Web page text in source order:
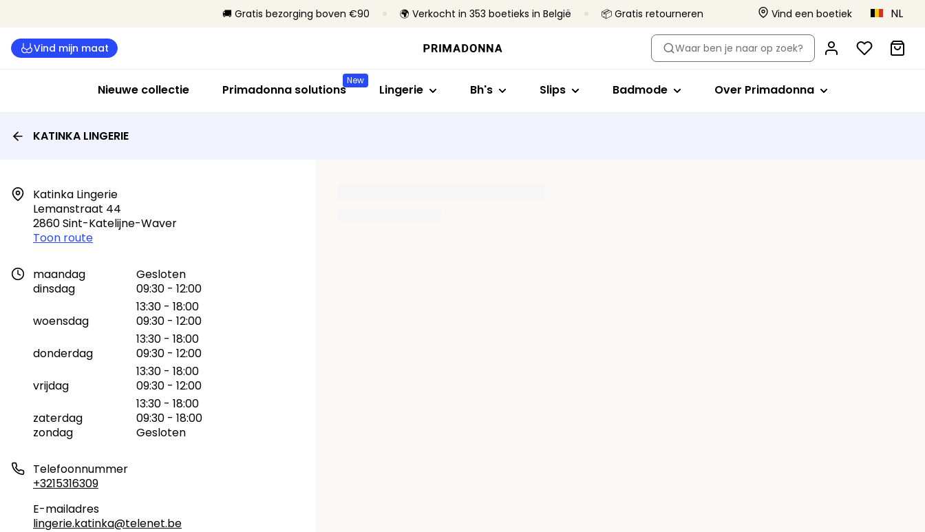
🚚 Gratis bezorging boven €90 🌍 Verkocht in 353 boetieks in België 📦 Gratis retourneren Vind een boetiek NL
Vind mijn maat Waar ben je naar op zoek?
Nieuwe collectie
New
Primadonna solutions Lingerie
Slips
Primadonna Twist
Bh's
D- tot E-cup
Met beugel
Shop op stijl
Volle cup
Minimizer bh
Slips
Tailleslips
Badmode
Shop op stijl
Bikini tops
Badpakken
Over Primadonna
Over Primadonna
Primadonna x Vivian Hoorn
Dit is Primadonna
KATINKA LINGERIE
Katinka Lingerie
Lemanstraat 44
2860 Sint-Katelijne-Waver
Toon route
maandag
Gesloten
dinsdag
09:30 - 12:00
13:30 - 18:00
woensdag
09:30 - 12:00
13:30 - 18:00
donderdag
09:30 - 12:00
13:30 - 18:00
vrijdag
09:30 - 12:00
13:30 - 18:00
zaterdag
09:30 - 18:00
zondag
Gesloten
Telefoonnummer
+3215316309
E-mailadres
lingerie.katinka@telenet.be